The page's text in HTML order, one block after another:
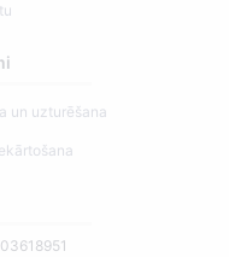
un uzturēšana